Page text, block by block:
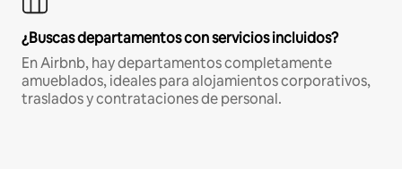
¿Buscas departamentos con servicios incluidos?
En Airbnb, hay departamentos completamente
amueblados, ideales para alojamientos corporativos,
traslados y contrataciones de personal.